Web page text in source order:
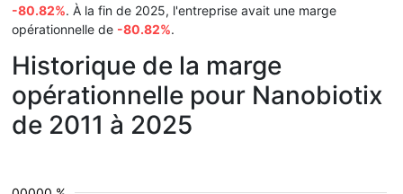
-80.82%. À la fin de 2025, l'entreprise avait une marge
opérationnelle de -80.82%.
Historique de la marge
opérationnelle pour Nanobiotix
de 2011 à 2025